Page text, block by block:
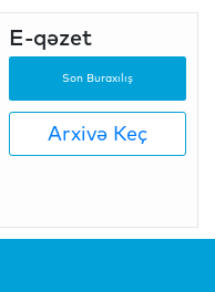
E-qəzet
Son Buraxılış
Arxivə Keç